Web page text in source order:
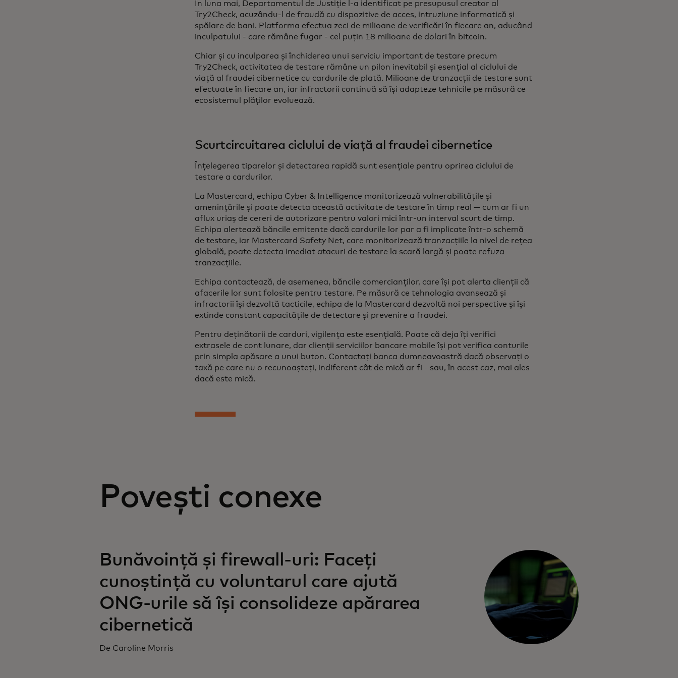
În luna mai, Departamentul de Justiție l-a identificat pe presupusul creator al
Try2Check, acuzându-l de fraudă cu dispozitive de acces, intruziune informatică și
spălare de bani. Platforma efectua zeci de milioane de verificări în fiecare an, aducând
inculpatului - care rămâne fugar - cel puțin 18 milioane de dolari în bitcoin.
Chiar și cu inculparea și închiderea unui serviciu important de testare precum
Try2Check, activitatea de testare rămâne un pilon inevitabil și esențial al ciclului de
viață al fraudei cibernetice cu cardurile de plată. Milioane de tranzacții de testare sunt
efectuate în fiecare an, iar infractorii continuă să își adapteze tehnicile pe măsură ce
ecosistemul plăților evoluează.
Scurtcircuitarea ciclului de viață al fraudei cibernetice
Înțelegerea tiparelor și detectarea rapidă sunt esențiale pentru oprirea ciclului de
testare a cardurilor.
La Mastercard, echipa Cyber & Intelligence monitorizează vulnerabilitățile și
amenințările și poate detecta această activitate de testare în timp real — cum ar fi un
aflux uriaș de cereri de autorizare pentru valori mici într-un interval scurt de timp.
Echipa alertează băncile emitente dacă cardurile lor par a fi implicate într-o schemă
de testare, iar Mastercard Safety Net, care monitorizează tranzacțiile la nivel de rețea
globală, poate detecta imediat atacuri de testare la scară largă și poate refuza
tranzacțiile.
Echipa contactează, de asemenea, băncile comercianților, care își pot alerta clienții că
afacerile lor sunt folosite pentru testare. Pe măsură ce tehnologia avansează și
infractorii își dezvoltă tacticile, echipa de la Mastercard dezvoltă noi perspective și își
extinde constant capacitățile de detectare și prevenire a fraudei.
Pentru deținătorii de carduri, vigilența este esențială. Poate că deja îți verifici
extrasele de cont lunare, dar clienții serviciilor bancare mobile își pot verifica conturile
prin simpla apăsare a unui buton. Contactați banca dumneavoastră dacă observați o
taxă pe care nu o recunoașteți, indiferent cât de mică ar fi - sau, în acest caz, mai ales
dacă este mică.
Povești conexe
Bunăvoință și firewall-uri: Faceți
cunoștință cu voluntarul care ajută
ONG-urile să își consolideze apărarea
cibernetică
De Caroline Morris